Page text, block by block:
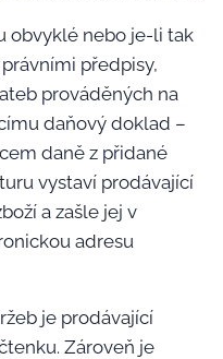
obvyklé nebo je-li tak
předpisy,
prováděných na
daňový doklad –
daně z přidané
vystaví prodávající
a zašle jej v
adresu
je prodávající
Zároveň je